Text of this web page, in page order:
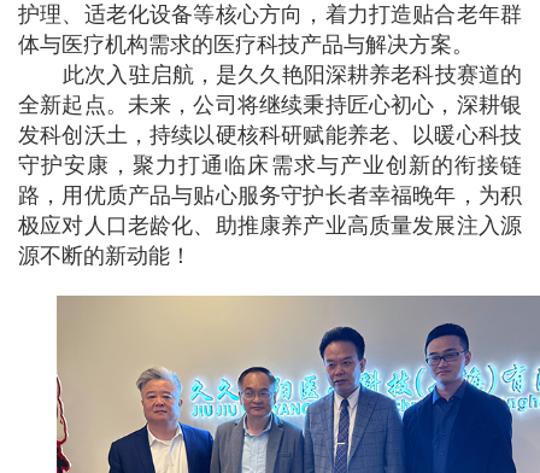
护理、适老化设备等核心方向，着力打造贴合老年群
体与医疗机构需求的医疗科技产品与解决方案。
此次入驻启航，是久久艳阳深耕养老科技赛道的
全新起点。未来，公司将继续秉持匠心初心，深耕银
发科创沃土，持续以硬核科研赋能养老、以暖心科技
守护安康，聚力打通临床需求与产业创新的衔接链
路，用优质产品与贴心服务守护长者幸福晚年，为积
极应对人口老龄化、助推康养产业高质量发展注入源
源不断的新动能！